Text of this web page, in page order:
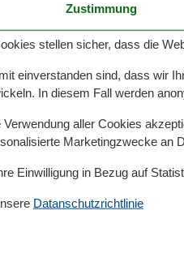
Ferienwohnungen
an der
von den schönen
Ihnen entdeckt und
warten auchInseln
möchten Ihre Urlaubszeit
und Rügen haben
Zustimmung
stellen sicher, dass die
einverstanden sind, dass wir
In diesem Fall werden
Verwendung aller Cookies
Marketingzwecke an
Einwilligung in Bezug auf
Datanschutzrichtlinie